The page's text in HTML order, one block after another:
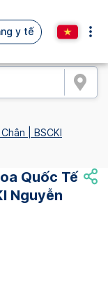
y tế
| BSCKI
Quốc Tế
Nguyễn